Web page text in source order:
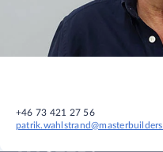
+46 73 421 27 56